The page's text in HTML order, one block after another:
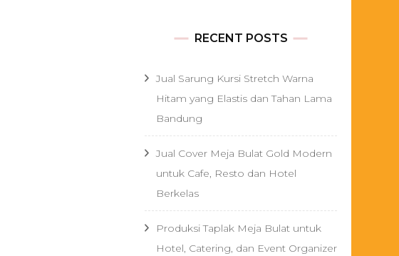
RECENT POSTS
Jual Sarung Kursi Stretch Warna
Hitam yang Elastis dan Tahan Lama
Bandung
Jual Cover Meja Bulat Gold Modern
untuk Cafe, Resto dan Hotel
Berkelas
Produksi Taplak Meja Bulat untuk
Hotel, Catering, dan Event Organizer